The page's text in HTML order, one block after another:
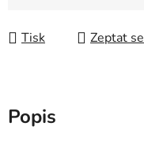
Tisk Zeptat se
Popis